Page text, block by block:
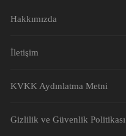
Hakkımızda
İletişim
KVKK Aydınlatma Metni
Gizlilik ve Güvenlik Politikası